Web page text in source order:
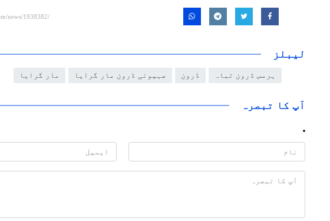
لیبلز
ہرمس ڈرون تباہ ڈرون صہیونی ڈرون مار گرایا مار گرایا
آپ کا تبصرہ